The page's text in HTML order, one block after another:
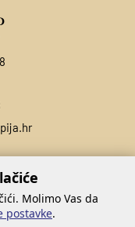
Molimo Vas da
postavke.